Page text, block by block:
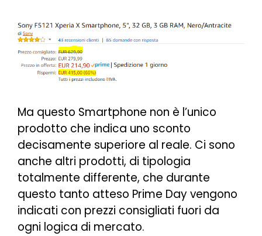
Ma questo Smartphone non è l’unico
prodotto che indica uno sconto
decisamente superiore al reale. Ci sono
anche altri prodotti, di tipologia
totalmente differente, che durante
questo tanto atteso Prime Day vengono
indicati con prezzi consigliati fuori da
ogni logica di mercato.